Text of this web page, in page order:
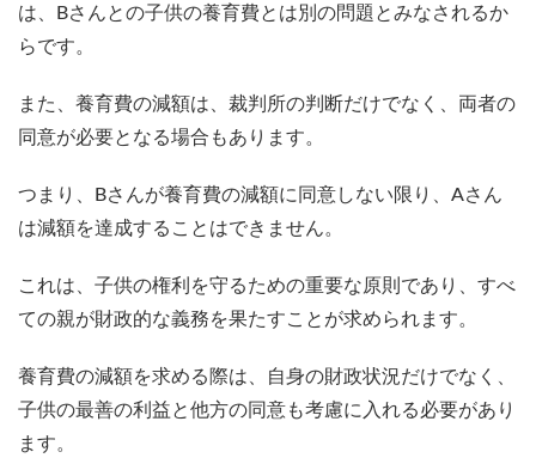
は、Bさんとの子供の養育費とは別の問題とみなされるか
らです。
また、養育費の減額は、裁判所の判断だけでなく、両者の
同意が必要となる場合もあります。
つまり、Bさんが養育費の減額に同意しない限り、Aさん
は減額を達成することはできません。
これは、子供の権利を守るための重要な原則であり、すべ
ての親が財政的な義務を果たすことが求められます。
養育費の減額を求める際は、自身の財政状況だけでなく、
子供の最善の利益と他方の同意も考慮に入れる必要があり
ます。